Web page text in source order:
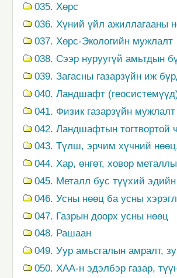
035. Хөрс
036. Хүний үйл ажиллагааны
037. Хөрс-Экологийн мужлалт
038. Сээр нуруугүй амьтдын
039. Загасны газарзүйн иж
040. Ландшафт
041. Физик газарзүйн мужлалт
042. Ландшафтын тогтвортой
043. Түлш, эрчим хүчний
044. Хар, өнгөт, ховор
045. Металл бус түүхий
046. Усны нөөц ба усны
047. Газрын доорх усны нөөц
048. Рашаан
049. Уур амьсгалын амралт,
050. ХАА-н эдэлбэр газар,